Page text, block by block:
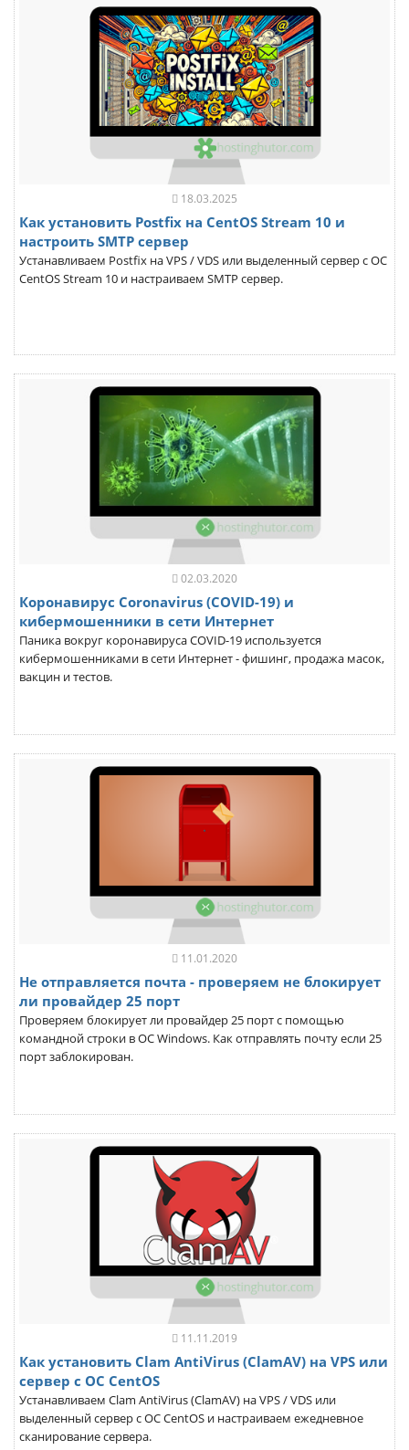
18.03.2025
Как установить Postfix на CentOS Stream 10 и
настроить SMTP сервер
Устанавливаем Postfix на VPS / VDS или выделенный сервер с ОС
CentOS Stream 10 и настраиваем SMTP сервер.
02.03.2020
Коронавирус Coronavirus (COVID-19) и
кибермошенники в сети Интернет
Паника вокруг коронавируса COVID-19 используется
кибермошенниками в сети Интернет - фишинг, продажа масок,
вакцин и тестов.
11.01.2020
Не отправляется почта - проверяем не блокирует
ли провайдер 25 порт
Проверяем блокирует ли провайдер 25 порт с помощью
командной строки в ОС Windows. Как отправлять почту если 25
порт заблокирован.
11.11.2019
Как установить Clam AntiVirus (ClamAV) на VPS или
сервер с ОС CentOS
Устанавливаем Clam AntiVirus (ClamAV) на VPS / VDS или
выделенный сервер с ОС CentOS и настраиваем ежедневное
сканирование сервера.